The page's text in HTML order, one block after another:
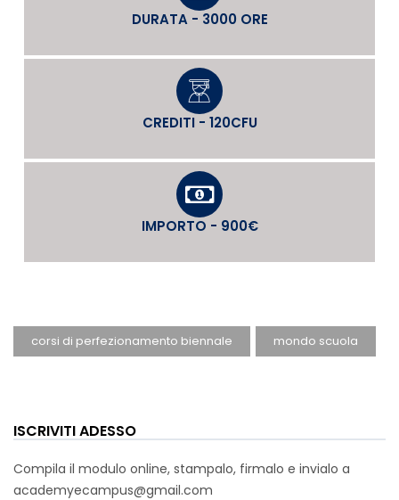
DURATA - 3000 ORE
CREDITI - 120CFU
IMPORTO - 900€
corsi di perfezionamento biennale mondo scuola
ISCRIVITI ADESSO
Compila il modulo online, stampalo, firmalo e invialo a
academyecampus@gmail.com